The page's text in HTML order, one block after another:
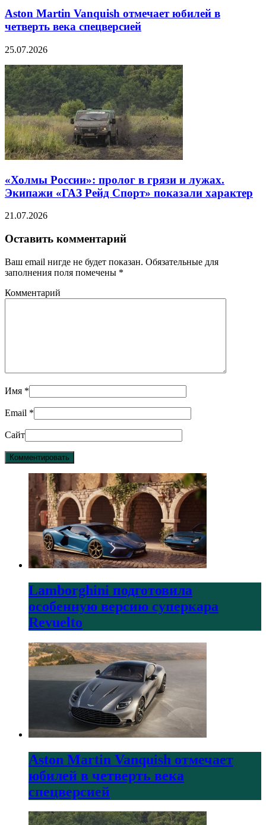
Aston Martin Vanquish отмечает юбилей в
четверть века спецверсией
25.07.2026
«Холмы России»: пролог в грязи и лужах.
Экипажи «ГАЗ Рейд Спорт» показали характер
21.07.2026
Оставить комментарий
Ваш email нигде не будет показан. Обязательные для
заполнения поля помечены *
Комментарий
Имя *
Email *
Сайт
Lamborghini подготовила
особенную версию суперкара
Revuelto
Aston Martin Vanquish отмечает
юбилей в четверть века
спецверсией